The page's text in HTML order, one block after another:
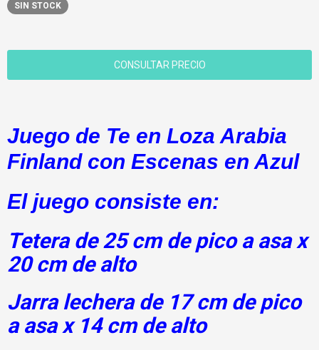
SIN STOCK
Juego de Te en Loza Arabia
Finland con Escenas en Azul
El juego consiste en:
Tetera de 25 cm de pico a asa x
20 cm de alto
Jarra lechera de 17 cm de pico
a asa x 14 cm de alto